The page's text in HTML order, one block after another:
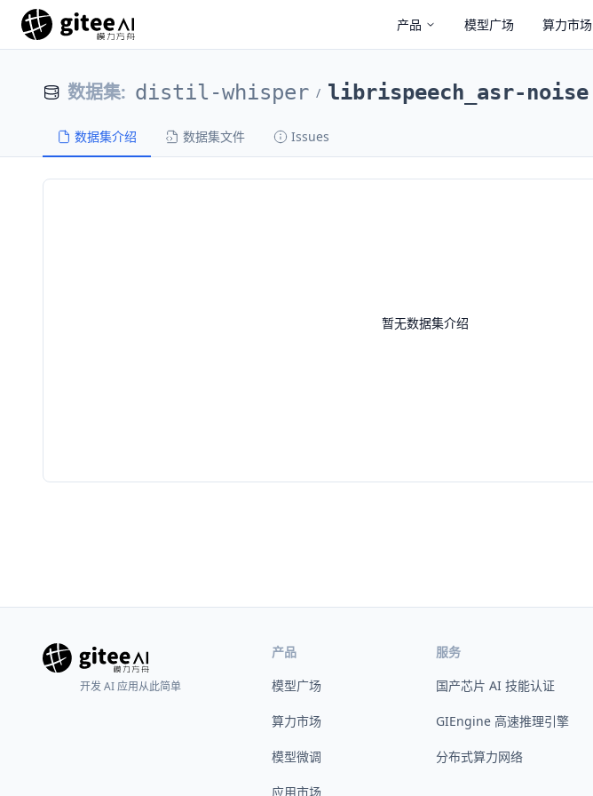
产品 模型广场 算力市场
数据集: distil-whisper / librispeech_asr-noise
数据集介绍 数据集文件 Issues
暂无数据集介绍
开发 AI 应用从此简单
产品
模型广场
算力市场
模型微调
应用市场
服务
国产芯片 AI 技能认证
GIEngine 高速推理引擎
分布式算力网络